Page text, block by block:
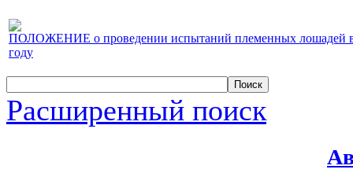
ПОЛОЖЕНИЕ о проведении испытаний племенных лошадей
году
Расширенный поиск